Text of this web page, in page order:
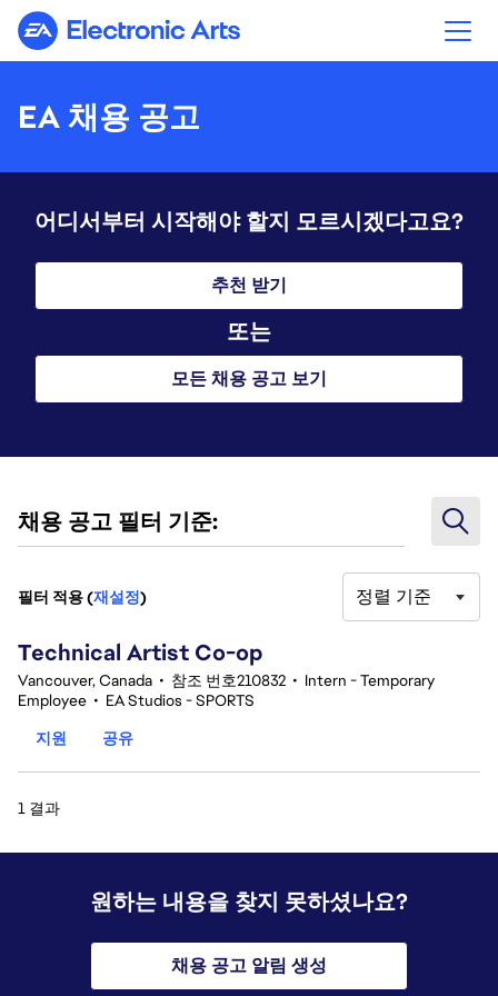
Electronic Arts
EA 채용 공고
어디서부터 시작해야 할지 모르시겠다고요?
추천 받기
또는
모든 채용 공고 보기
채용 공고 필터 기준:
1 결과
필터 적용 (재설정) 정렬 기준
Technical Artist Co-op
Vancouver, Canada • 참조 번호210832 • Intern - Temporary
Employee • EA Studios - SPORTS
지원
공유
1 결과
원하는 내용을 찾지 못하셨나요?
채용 공고 알림 생성